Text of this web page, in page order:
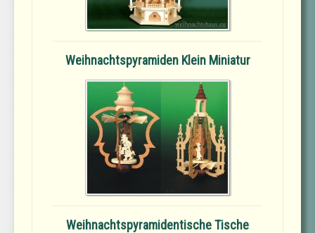
Weihnachtspyramiden Klein Miniatur
Weihnachtspyramidentische Tische